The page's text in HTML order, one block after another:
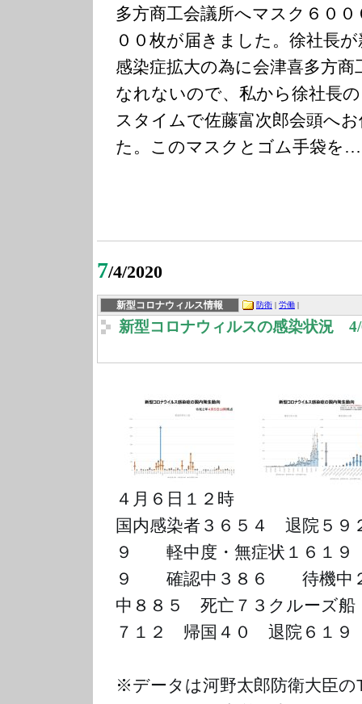
多方商工会議所へマスク６０
００枚が届きました。徐社長
感染症拡大の為に会津喜多方
なれないので、私から徐社長
スタイムで佐藤富次郎会頭へ
た。このマスクとゴム手袋を…
7/4/2020
新型コロナウィルス情報 防衛 | 労働 |
新型コロナウィルスの感染状況
４月６日１２時
国内感染者３６５４　退院５９
９　　軽中度・無症状１６１９
９　　確認中３８６　　待機中
中８８５　死亡７３クルーズ船
７１２　帰国４０　退院６１９
※データは河野太郎防衛大臣の